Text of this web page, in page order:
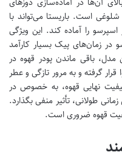
است. باریستا می‌تواند با
را آماده کند. این ویژگی
در زمان‌های پیک بسیار کارآمد
باقی ماندن پودر قهوه در
گرفته و به مرور تازگی و عطر
نهایی قهوه، به خصوص در
طولانی، تأثیر منفی بگذارد.
قهوه ضروری است.